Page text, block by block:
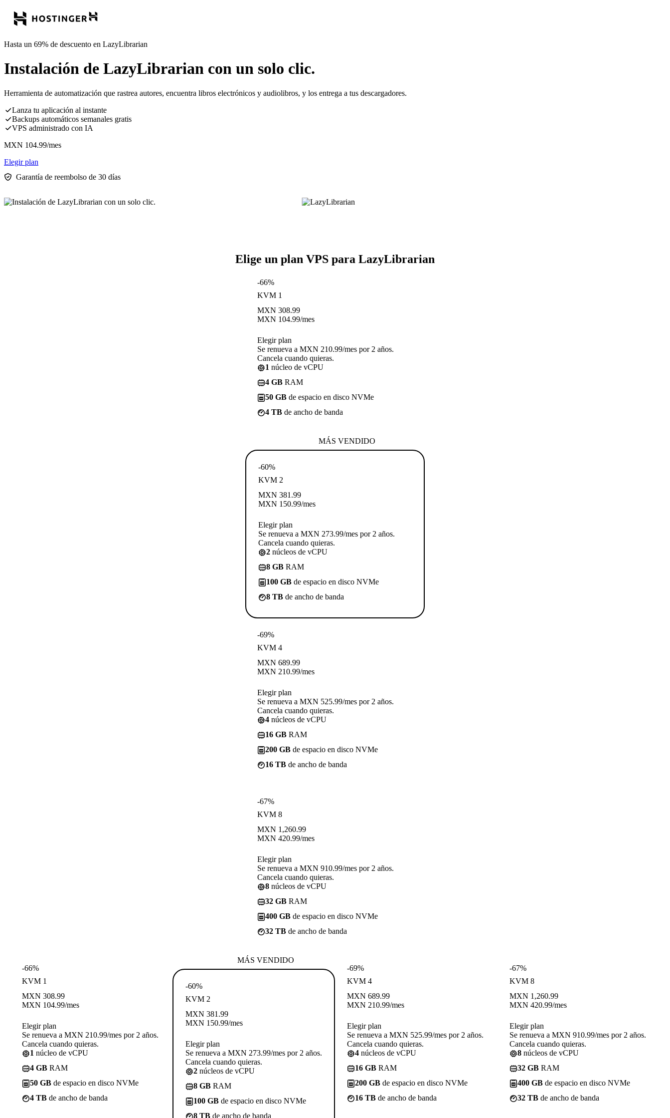
Hasta un 69% de descuento en LazyLibrarian
Instalación de LazyLibrarian con un solo clic.
Herramienta de automatización que rastrea autores, encuentra libros electrónicos y audiolibros, y los entrega a tus descargadores.
Lanza tu aplicación al instante
Backups automáticos semanales gratis
VPS administrado con IA
MXN 104.99/mes
Elegir plan
Garantía de reembolso de 30 días
Elige un plan VPS para LazyLibrarian
-66%
KVM 1
MXN 308.99
MXN 104.99/mes
Elegir plan
Se renueva a MXN 210.99/mes por 2 años.
Cancela cuando quieras.
1 núcleo de vCPU
4 GB RAM
50 GB de espacio en disco NVMe
4 TB de ancho de banda
MÁS VENDIDO
-60%
KVM 2
MXN 381.99
MXN 150.99/mes
Elegir plan
Se renueva a MXN 273.99/mes por 2 años.
Cancela cuando quieras.
2 núcleos de vCPU
8 GB RAM
100 GB de espacio en disco NVMe
8 TB de ancho de banda
-69%
KVM 4
MXN 689.99
MXN 210.99/mes
Elegir plan
Se renueva a MXN 525.99/mes por 2 años.
Cancela cuando quieras.
4 núcleos de vCPU
16 GB RAM
200 GB de espacio en disco NVMe
16 TB de ancho de banda
-67%
KVM 8
MXN 1,260.99
MXN 420.99/mes
Elegir plan
Se renueva a MXN 910.99/mes por 2 años.
Cancela cuando quieras.
8 núcleos de vCPU
32 GB RAM
400 GB de espacio en disco NVMe
32 TB de ancho de banda
-66%
KVM 1
MXN 308.99
MXN 104.99/mes
Elegir plan
Se renueva a MXN 210.99/mes por 2 años.
Cancela cuando quieras.
1 núcleo de vCPU
4 GB RAM
50 GB de espacio en disco NVMe
4 TB de ancho de banda
MÁS VENDIDO
-60%
KVM 2
MXN 381.99
MXN 150.99/mes
Elegir plan
Se renueva a MXN 273.99/mes por 2 años.
Cancela cuando quieras.
2 núcleos de vCPU
8 GB RAM
100 GB de espacio en disco NVMe
8 TB de ancho de banda
-69%
KVM 4
MXN 689.99
MXN 210.99/mes
Elegir plan
Se renueva a MXN 525.99/mes por 2 años.
Cancela cuando quieras.
4 núcleos de vCPU
16 GB RAM
200 GB de espacio en disco NVMe
16 TB de ancho de banda
-67%
KVM 8
MXN 1,260.99
MXN 420.99/mes
Elegir plan
Se renueva a MXN 910.99/mes por 2 años.
Cancela cuando quieras.
8 núcleos de vCPU
32 GB RAM
400 GB de espacio en disco NVMe
32 TB de ancho de banda